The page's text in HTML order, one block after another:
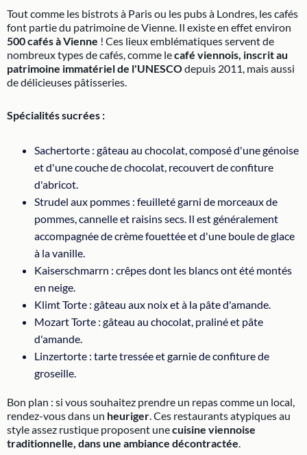
Tout comme les bistrots à Paris ou les pubs à Londres, les cafés
font partie du patrimoine de Vienne. Il existe en effet environ
500 cafés à Vienne ! Ces lieux emblématiques servent de
nombreux types de cafés, comme lecafé viennois, inscrit au
patrimoine immatériel de l'UNESCOdepuis 2011, mais aussi
de délicieuses pâtisseries.
Spécialités sucrées :
Sachertorte : gâteau au chocolat, composé d'une génoise
et d'une couche de chocolat, recouvert de confiture
d'abricot.
Strudel aux pommes : feuilleté garni de morceaux de
pommes, cannelle et raisins secs. Il est généralement
accompagnée de crème fouettée et d'une boule de glace
à la vanille.
Kaiserschmarrn : crêpes dont les blancs ont été montés
en neige.
Klimt Torte : gâteau aux noix et à la pâte d'amande.
Mozart Torte : gâteau au chocolat, praliné et pâte
d'amande.
Linzertorte : tarte tressée et garnie de confiture de
groseille.
Bon plan : si vous souhaitez prendre un repas comme un local,
rendez-vous dans un heuriger. Ces restaurants atypiques au
style assez rustique proposent unecuisine viennoise
traditionnelle, dans une ambiance décontractée.